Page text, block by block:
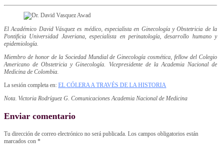
El Académico David Vásquez es médico, especialista en Ginecología y Obstetricia de la
Pontificia Universidad Javeriana, especialista en perinatología, desarrollo humano y
epidemiología.
Miembro de honor de la Sociedad Mundial de Ginecología cosmética, fellow del Colegio
Americano de Obstetricia y Ginecología. Vicepresidente de la Academia Nacional de
Medicina de Colombia.
La sesión completa en: EL CÓLERA A TRAVÉS DE LA HISTORIA
Nota. Victoria Rodríguez G. Comunicaciones Academia Nacional de Medicina
Enviar comentario
Tu dirección de correo electrónico no será publicada. Los campos obligatorios están
marcados con *